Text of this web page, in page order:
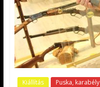
Kiállítás Puska, karabély